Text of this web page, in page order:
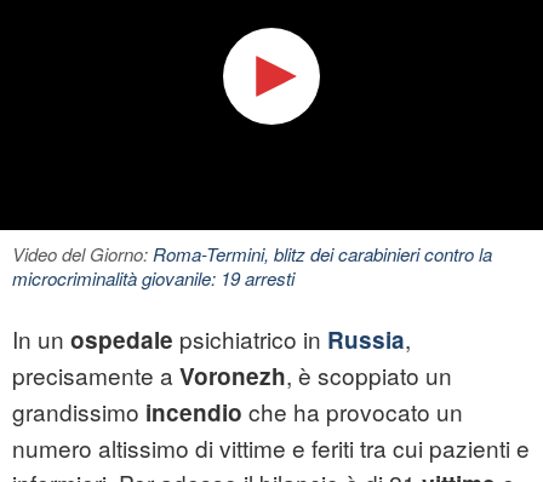
Video del Giorno:Roma-Termini, blitz dei carabinieri contro la
microcriminalità giovanile: 19 arresti
In un ospedale psichiatrico in Russia,
precisamente a Voronezh, è scoppiato un
grandissimo incendio che ha provocato un
numero altissimo di vittime e feriti tra cui pazienti e